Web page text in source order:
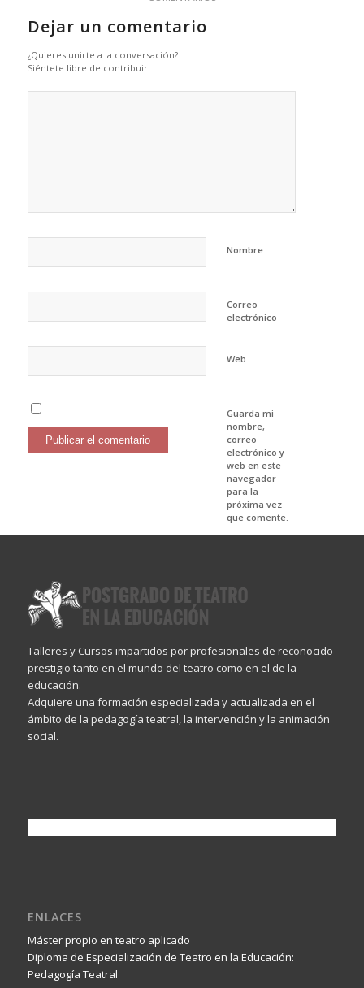
Dejar un comentario
¿Quieres unirte a la conversación?
Siéntete libre de contribuir
Nombre
Correo
electrónico
Web
Guarda mi
nombre,
correo
electrónico y
web en este
navegador
para la
próxima vez
que comente.
Talleres y Cursos impartidos por profesionales de reconocido
prestigio tanto en el mundo del teatro como en el de la
educación.
Adquiere una formación especializada y actualizada en el
ámbito de la pedagogía teatral, la intervención y la animación
social.
ENLACES
Máster propio en teatro aplicado
Diploma de Especialización de Teatro en la Educación:
Pedagogía Teatral